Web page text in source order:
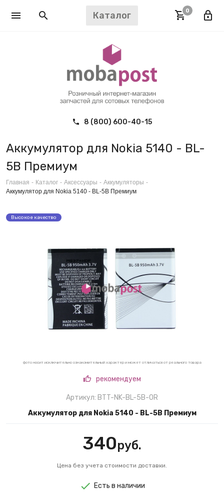
Каталог 0
8 (800) 600-40-15
Аккумулятор для Nokia 5140 - BL-
5B Премиум
Главная - Каталог - Аксессуары - Аккумуляторы -
Аккумулятор для Nokia 5140 - BL-5B Премиум
Высокое качество
фото носит исключительно ознакомительный характер и может отличаться от реального товара
рекомендуем
Артикул: BTT-NK-BL-5B-OR
Аккумулятор для Nokia 5140 - BL-5B Премиум
340руб.
Цена без учета стоимости доставки.
Есть в наличии